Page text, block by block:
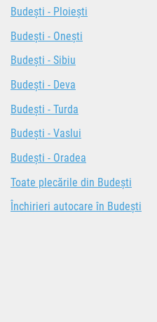
Budești - Ploiești
Budești - Onești
Budești - Sibiu
Budești - Deva
Budești - Turda
Budești - Vaslui
Budești - Oradea
Toate plecările din Budești
Închirieri autocare în Budești